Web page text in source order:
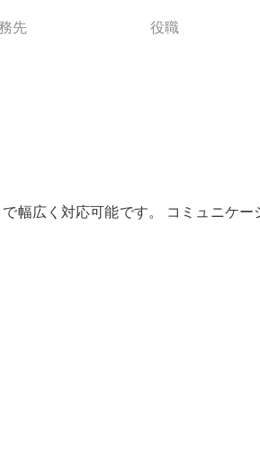
先 役職
幅広く対応可能です。 コミュニケー